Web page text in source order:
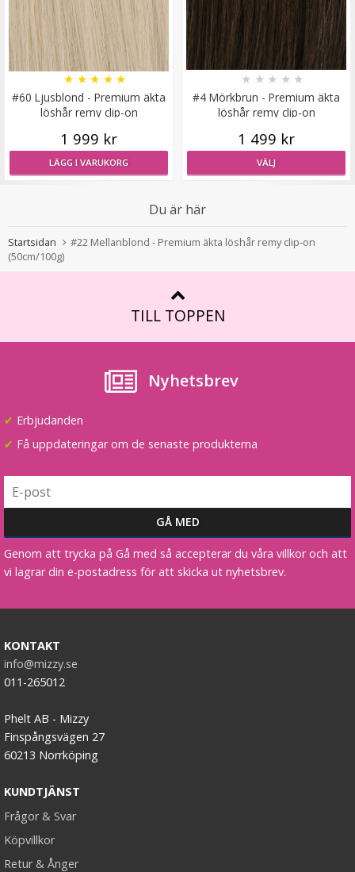
#4B Rödbrun - Hästsvans vågig rosett
★★ ★★
LÄGG I VARUKORG
#60 Ljusblond - Premium äkta
löshår remy clip-on
★ ★ ★ ★ ★
1 999 kr
LÄGG I VARUKORG
#4 Mörkbrun - Premium äkta
löshår remy clip-on
★ ★ ★ ★ ★
1 499 kr
VÄLJ
Du är här
Startsidan
#22 Mellanblond - Premium äkta löshår remy clip-on
(50cm/100g)
TILL TOPPEN
Nyhetsbrev
✔ Erbjudanden
✔ Få uppdateringar om de senaste produkterna
Genom att trycka på Gå med så accepterar du våra villkor och att
vi lagrar din e-postadress för att skicka ut nyhetsbrev.
KONTAKT
info@mizzy.se
011-265012
Phelt AB - Mizzy
Finspångsvägen 27
60213 Norrköping
KUNDTJÄNST
Frågor & Svar
Köpvillkor
Retur & Ånger